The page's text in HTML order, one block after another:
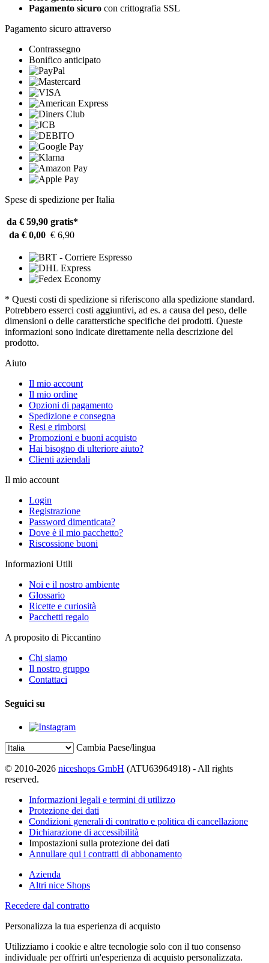
Pagamento sicuro con crittografia SSL
Pagamento sicuro attraverso
Contrassegno
Bonifico anticipato
Spese di spedizione per Italia
da € 59,90 gratis*
da € 0,00 € 6,90
* Questi costi di spedizione si riferiscono alla spedizione standard.
Potrebbero esserci costi aggiuntivi, ad es. a causa del peso, delle
dimensioni o delle caratterstiche specifiche dei prodotti. Queste
informazioni sono indicate direttamente nella descrizione del
prodotto.
Aiuto
Il mio account
Il mio ordine
Opzioni di pagamento
Spedizione e consegna
Resi e rimborsi
Promozioni e buoni acquisto
Hai bisogno di ulteriore aiuto?
Clienti aziendali
Il mio account
Login
Registrazione
Password dimenticata?
Dove è il mio pacchetto?
Riscossione buoni
Informazioni Utili
Noi e il nostro ambiente
Glossario
Ricette e curiosità
Pacchetti regalo
A proposito di Piccantino
Chi siamo
Il nostro gruppo
Contattaci
Seguici su
Cambia Paese/lingua
© 2010-2026 niceshops GmbH (ATU63964918) - All rights
reserved.
Informazioni legali e termini di utilizzo
Protezione dei dati
Condizioni generali di contratto e politica di cancellazione
Dichiarazione di accessibilità
Impostazioni sulla protezione dei dati
Annullare qui i contratti di abbonamento
Azienda
Altri nice Shops
Recedere dal contratto
Personalizza la tua esperienza di acquisto
Utilizziamo i cookie e altre tecnologie solo con il tuo consenso
individuale per offrirti un'esperienza di acquisto personalizzata.